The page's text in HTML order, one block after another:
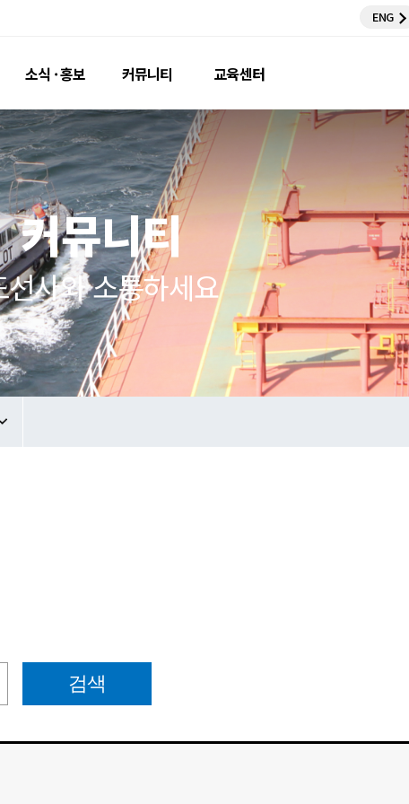
인사말
연혁 · 조직
명예도선사
공지사항
포토뉴스
홍보영상
도선지
자료실
Passage Plan
도선료 계산
커뮤니티
도선사와 소통하세요